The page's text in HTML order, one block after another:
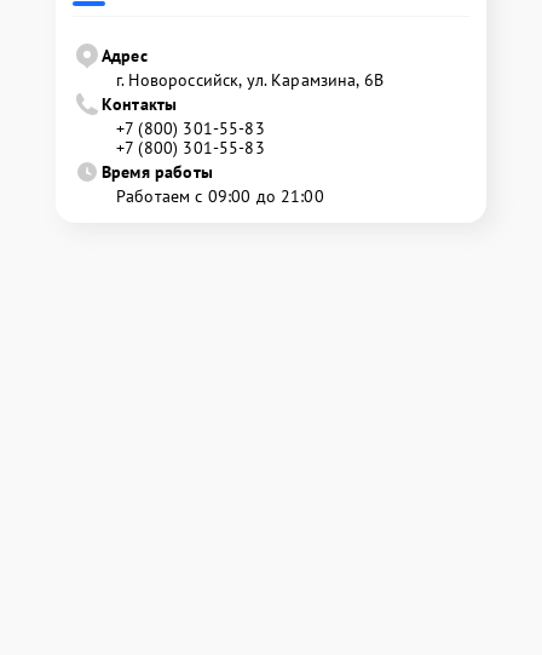
Адрес
г. Новороссийск, ул. Карамзина, 6В
Контакты
+7 (800) 301-55-83
+7 (800) 301-55-83
Время работы
Работаем с 09:00 до 21:00